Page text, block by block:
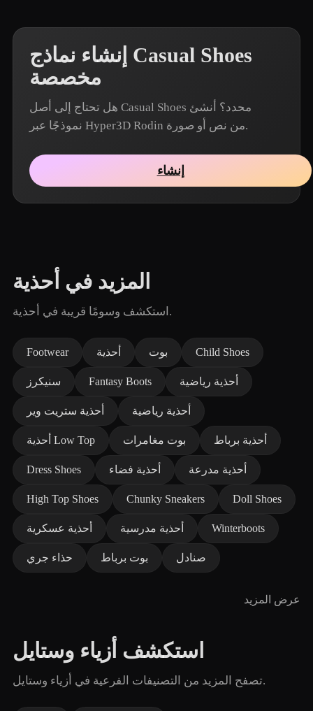
إنشاء نماذج Casual Shoes
مخصصة
هل تحتاج إلى أصل Casual Shoes محدد؟ أنشئ
نموذجًا عبر Hyper3D Rodin من نص أو صورة.
إنشاء
المزيد في أحذية
استكشف وسومًا قريبة في أحذية.
Footwear أحذية بوت Child Shoes
سنيكرز Fantasy Boots أحذية رياضية
أحذية ستريت وير أحذية رياضية
أحذية Low Top بوت مغامرات أحذية برباط
Dress Shoes أحذية فضاء أحذية مدرعة
High Top Shoes Chunky Sneakers Doll Shoes
أحذية عسكرية أحذية مدرسية Winterboots
حذاء جري بوت برباط صنادل
عرض المزيد
استكشف أزياء وستايل
تصفح المزيد من التصنيفات الفرعية في أزياء وستايل.